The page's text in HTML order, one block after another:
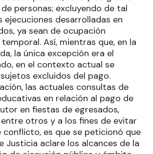
personas; excluyendo de tal
ejecuciones desarrolladas en
ya sean de ocupación
Así, mientras que, en la
la única excepción era el
en el contexto actual se
excluidos del pago.
las actuales consultas de
en relación al pago de
en fiestas de egresados,
otros y a los fines de evitar
conflicto, es que se peticionó que
Justicia aclare los alcances de la